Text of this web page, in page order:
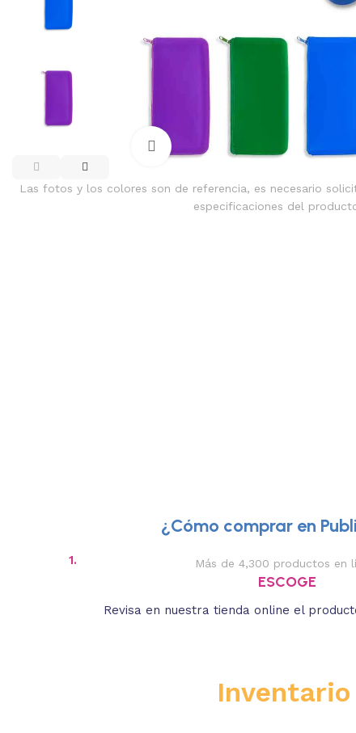
Clic para ampliar
Las fotos y los colores son de referencia, es necesario
especificaciones del
¿Cómo comprar en
1. Más de 4,300 productos en
ESCOGE
Revisa en nuestra tienda online el
Inventario